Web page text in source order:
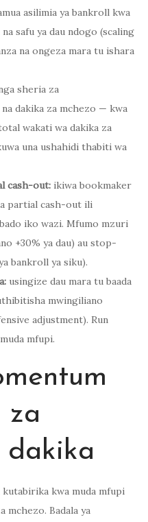
asilimia ya bankroll kwa
safu ya dau ndogo (scaling
na ongeza mara tu ishara
sheria za
dakika za mchezo — kwa
wakati wa dakika za
una ushahidi thabiti wa
cash-out: ikiwa bookmaker
partial cash-out ili
iko wazi. Mfumo mzuri
+30% ya dau) au stop-
bankroll ya siku).
usingize dau mara tu baada
mwingiliano
adjustment). Run
mfupi.
za
dakika
kwa muda mfupi
mchezo. Badala ya